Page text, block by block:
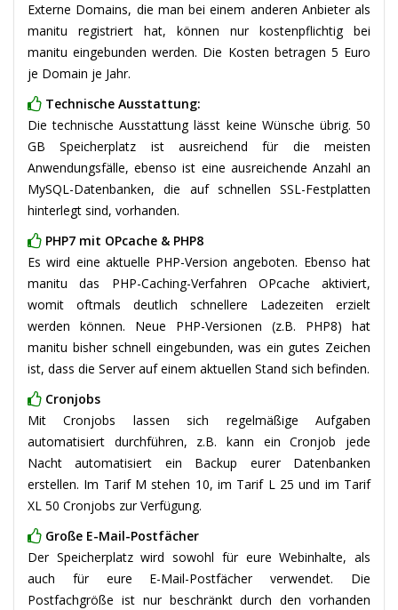
Externe Domains, die man bei einem anderen Anbieter als
manitu registriert hat, können nur kostenpflichtig bei
manitu eingebunden werden. Die Kosten betragen 5 Euro
je Domain je Jahr.
Technische Ausstattung:
Die technische Ausstattung lässt keine Wünsche übrig. 50
GB Speicherplatz ist ausreichend für die meisten
Anwendungsfälle, ebenso ist eine ausreichende Anzahl an
MySQL-Datenbanken, die auf schnellen SSL-Festplatten
hinterlegt sind, vorhanden.
PHP7 mit OPcache & PHP8
Es wird eine aktuelle PHP-Version angeboten. Ebenso hat
manitu das PHP-Caching-Verfahren OPcache aktiviert,
womit oftmals deutlich schnellere Ladezeiten erzielt
werden können. Neue PHP-Versionen (z.B. PHP8) hat
manitu bisher schnell eingebunden, was ein gutes Zeichen
ist, dass die Server auf einem aktuellen Stand sich befinden.
Cronjobs
Mit Cronjobs lassen sich regelmäßige Aufgaben
automatisiert durchführen, z.B. kann ein Cronjob jede
Nacht automatisiert ein Backup eurer Datenbanken
erstellen. Im Tarif M stehen 10, im Tarif L 25 und im Tarif
XL 50 Cronjobs zur Verfügung.
Große E-Mail-Postfächer
Der Speicherplatz wird sowohl für eure Webinhalte, als
auch für eure E-Mail-Postfächer verwendet. Die
Postfachgröße ist nur beschränkt durch den vorhanden